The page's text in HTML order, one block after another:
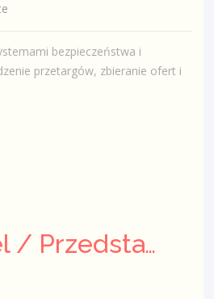
bezpieczeństwa i
przetargów, zbieranie ofert i
Przedstawiciel / Przedstawicielka ds. sprzedaży ubezpieczeń majątkowych